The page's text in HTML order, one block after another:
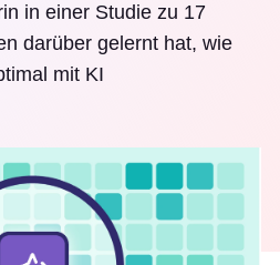
in einer Studie zu 17
darüber gelernt hat, wie
mit KI